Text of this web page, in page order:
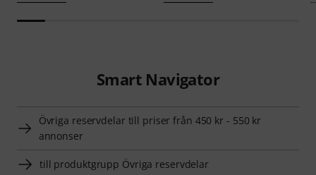
Smart Navigator
Övriga reservdelar till priser från 450 kr - 550 kr
annonser
till produktgrupp Övriga reservdelar